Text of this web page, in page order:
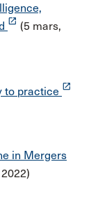
launch (5 mars,
to practice launch
in Mergers